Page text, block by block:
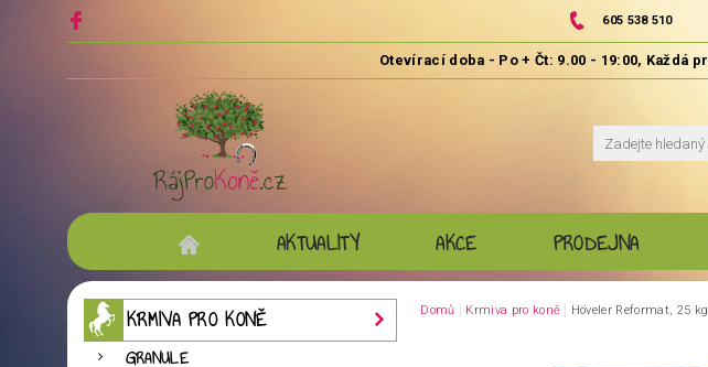
605 538 510
AKTUALITY AKCE PRODEJNA
KRMIVA PRO KONĚ
GRANULE
Domů Krmiva pro koně Höveler Reformat, 25 kg